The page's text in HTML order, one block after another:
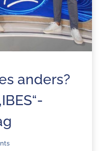
anders?